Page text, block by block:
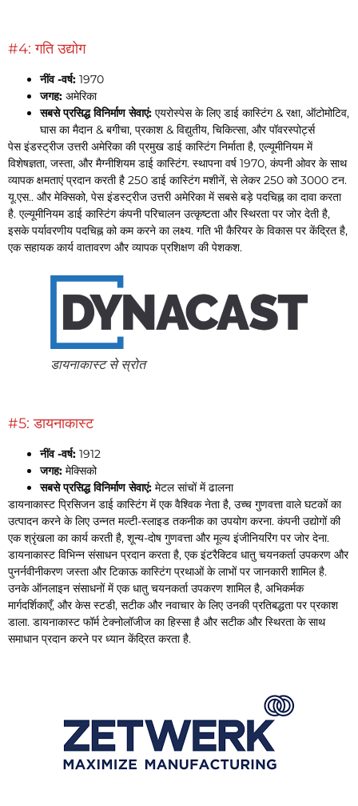
#4: गति उद्योग
नींव -वर्ष: 1970
जगह: अमेरिका
सबसे प्रसिद्ध विनिर्माण सेवाएं: एयरोस्पेस के लिए डाई कास्टिंग & रक्षा, ऑटोमोटिव,
घास का मैदान & बगीचा, प्रकाश & विद्युतीय, चिकित्सा, और पॉवरस्पोर्ट्स
पेस इंडस्ट्रीज उत्तरी अमेरिका की प्रमुख डाई कास्टिंग निर्माता है, एल्यूमीनियम में
विशेषज्ञता, जस्ता, और मैग्नीशियम डाई कास्टिंग. स्थापना वर्ष 1970, कंपनी ओवर के साथ
व्यापक क्षमताएं प्रदान करती है 250 डाई कास्टिंग मशीनें, से लेकर 250 को 3000 टन.
यू.एस.. और मेक्सिको, पेस इंडस्ट्रीज उत्तरी अमेरिका में सबसे बड़े पदचिह्न का दावा करता
है. एल्यूमीनियम डाई कास्टिंग कंपनी परिचालन उत्कृष्टता और स्थिरता पर जोर देती है,
इसके पर्यावरणीय पदचिह्न को कम करने का लक्ष्य. गति भी कैरियर के विकास पर केंद्रित है,
एक सहायक कार्य वातावरण और व्यापक प्रशिक्षण की पेशकश.
डायनाकास्ट से स्रोत
#5: डायनाकास्ट
नींव -वर्ष: 1912
जगह: मेक्सिको
सबसे प्रसिद्ध विनिर्माण सेवाएं: मेटल सांचों में ढालना
डायनाकास्ट प्रिसिजन डाई कास्टिंग में एक वैश्विक नेता है, उच्च गुणवत्ता वाले घटकों का
उत्पादन करने के लिए उन्नत मल्टी-स्लाइड तकनीक का उपयोग करना. कंपनी उद्योगों की
एक श्रृंखला का कार्य करती है, शून्य-दोष गुणवत्ता और मूल्य इंजीनियरिंग पर जोर देना.
डायनाकास्ट विभिन्न संसाधन प्रदान करता है, एक इंटरैक्टिव धातु चयनकर्ता उपकरण और
पुनर्नवीनीकरण जस्ता और टिकाऊ कास्टिंग प्रथाओं के लाभों पर जानकारी शामिल है.
उनके ऑनलाइन संसाधनों में एक धातु चयनकर्ता उपकरण शामिल है, अभिकर्मक
मार्गदर्शिकाएँ, और केस स्टडी, सटीक और नवाचार के लिए उनकी प्रतिबद्धता पर प्रकाश
डाला. डायनाकास्ट फॉर्म टेक्नोलॉजीज का हिस्सा है और सटीक और स्थिरता के साथ
समाधान प्रदान करने पर ध्यान केंद्रित करता है.